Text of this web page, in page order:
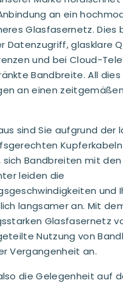
an ein
Glasfasernetz. Dies
Datenzugriff, glasklare
und bei Cloud-
Bandbreite. All
an einen
sind Sie aufgrund der
sich Bandbreiten mit den
leiden die
und
langsamer an. Mit
Glasfasernetz
Nutzung von
Vergangenheit an.
die Gelegenheit auf